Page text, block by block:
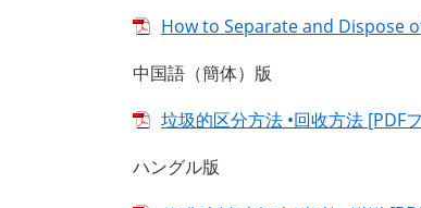
How to Separate and Dispose
中国語（簡体）版
垃圾的区分方法 •回收方法 [PDF
ハングル版